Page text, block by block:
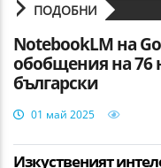
ПОДОБНИ
NotebookLM на
обобщения на 76
български
01 май 2025
Изкуственият